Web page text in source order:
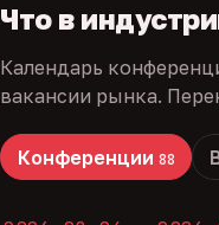
Что в
Календарь
вакансии рынка.
Конференции 88